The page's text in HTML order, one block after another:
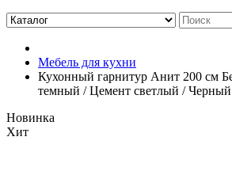
Мебель для кухни
Кухонный гарнитур Анит 200 см
темный / Цемент светлый / Черный
Новинка
Хит